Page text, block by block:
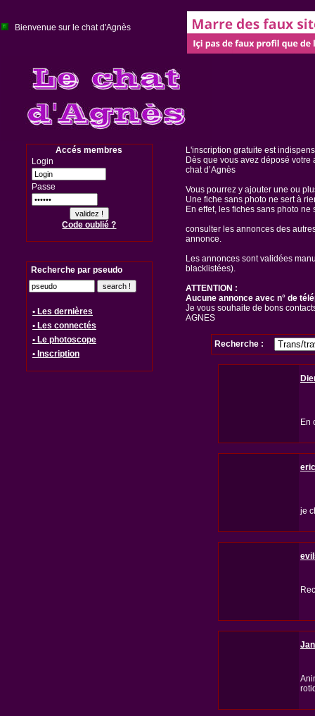
Bienvenue sur le chat d'Agnès
Accés membres
Login
Passe
Code oublié ?
Recherche par pseudo
• Les dernières
• Les connectés
• Le photoscope
• Inscription
L'inscription gratuite est
Dès que vous avez déposé
chat d’Agnès
Vous pourrez y ajouter une ou
Une fiche sans photo ne sert à
En effet, les fiches sans photo
consulter les annonces des
annonce.
Les annonces sont validées
blacklistées).
ATTENTION :
Aucune annonce avec n° de
Je vous souhaite de bons
AGNES
Recherche :
En
je